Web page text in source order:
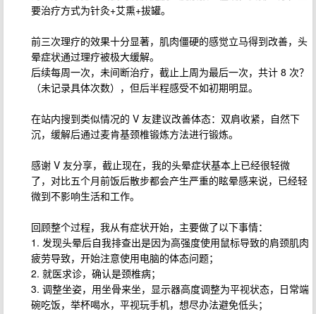
要治疗方式为针灸+艾熏+拔罐。
前三次理疗的效果十分显著，肌肉僵硬的感觉立马得到改善，头
晕症状通过理疗被极大缓解。
后续每周一次，未间断治疗，截止上周为最后一次，共计 8 次？
（未记录具体次数），但后半程感受不如初期明显。
在站内搜到类似情况的 V 友建议改善体态：双肩收紧，自然下
沉，缓解后通过麦肯基颈椎锻炼方法进行锻炼。
感谢 V 友分享，截止现在，我的头晕症状基本上已经很轻微
了，对比五个月前饭后散步都会产生严重的眩晕感来说，已经轻
微到不影响生活和工作。
回顾整个过程，我从有症状开始，主要做了以下事情：
1. 发现头晕后自我排查出是因为高强度使用鼠标导致的肩颈肌肉
疲劳导致，开始注意使用电脑的体态问题；
2. 就医求诊，确认是颈椎病；
3. 调整坐姿，用坐骨来坐，显示器高度调整为平视状态，日常端
碗吃饭，举杯喝水，平视玩手机，想尽办法避免低头；